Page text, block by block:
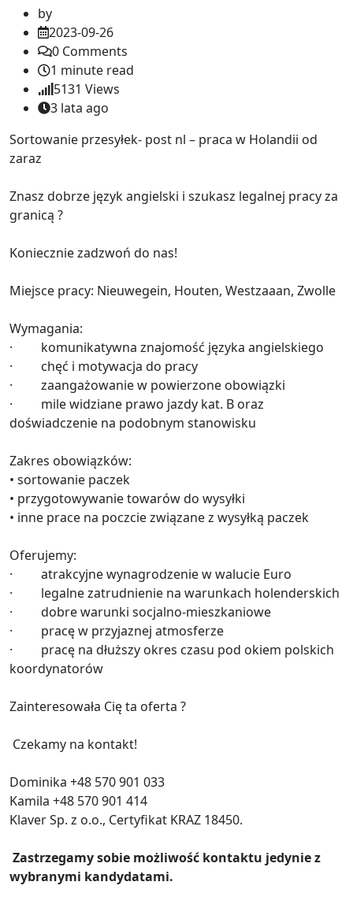
by
2023-09-26
0 Comments
1 minute read
5131 Views
3 lata ago
Sortowanie przesyłek- post nl – praca w Holandii od
zaraz
Znasz dobrze język angielski i szukasz legalnej pracy za
granicą ?
Koniecznie zadzwoń do nas!
Miejsce pracy: Nieuwegein, Houten, Westzaaan, Zwolle
Wymagania:
· komunikatywna znajomość języka angielskiego
· chęć i motywacja do pracy
· zaangażowanie w powierzone obowiązki
· mile widziane prawo jazdy kat. B oraz
doświadczenie na podobnym stanowisku
Zakres obowiązków:
• sortowanie paczek
• przygotowywanie towarów do wysyłki
• inne prace na poczcie związane z wysyłką paczek
Oferujemy:
· atrakcyjne wynagrodzenie w walucie Euro
· legalne zatrudnienie na warunkach holenderskich
· dobre warunki socjalno-mieszkaniowe
· pracę w przyjaznej atmosferze
· pracę na dłuższy okres czasu pod okiem polskich
koordynatorów
Zainteresowała Cię ta oferta ?
Czekamy na kontakt!
Dominika +48 570 901 033
Kamila +48 570 901 414
Klaver Sp. z o.o., Certyfikat KRAZ 18450.
Zastrzegamy sobie możliwość kontaktu jedynie z
wybranymi kandydatami.